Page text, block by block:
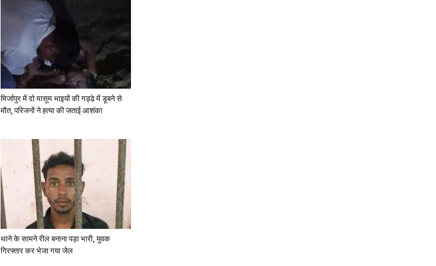
मिर्जापुर में दो मासूम भाइयों की गड्ढे में डूबने से
मौत, परिजनों ने हत्या की जताई आशंका
थाने के सामने रील बनाना पड़ा भारी, युवक
गिरफ्तार कर भेजा गया जेल